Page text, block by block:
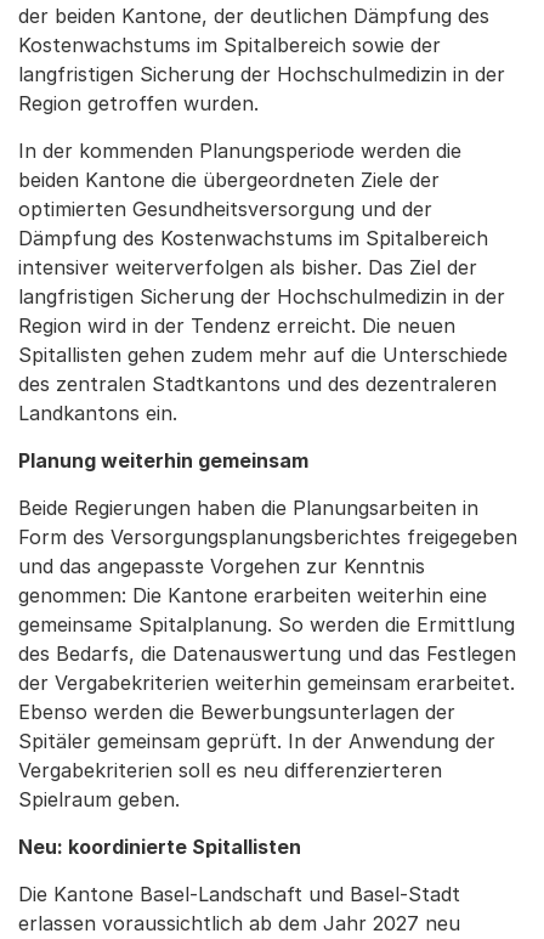
der beiden Kantone, der deutlichen Dämpfung des
Kostenwachstums im Spitalbereich sowie der
langfristigen Sicherung der Hochschulmedizin in der
Region getroffen wurden.
In der kommenden Planungsperiode werden die
beiden Kantone die übergeordneten Ziele der
optimierten Gesundheitsversorgung und der
Dämpfung des Kostenwachstums im Spitalbereich
intensiver weiterverfolgen als bisher. Das Ziel der
langfristigen Sicherung der Hochschulmedizin in der
Region wird in der Tendenz erreicht. Die neuen
Spitallisten gehen zudem mehr auf die Unterschiede
des zentralen Stadtkantons und des dezentraleren
Landkantons ein.
Planung weiterhin gemeinsam
Beide Regierungen haben die Planungsarbeiten in
Form des Versorgungsplanungsberichtes freigegeben
und das angepasste Vorgehen zur Kenntnis
genommen: Die Kantone erarbeiten weiterhin eine
gemeinsame Spitalplanung. So werden die Ermittlung
des Bedarfs, die Datenauswertung und das Festlegen
der Vergabekriterien weiterhin gemeinsam erarbeitet.
Ebenso werden die Bewerbungsunterlagen der
Spitäler gemeinsam geprüft. In der Anwendung der
Vergabekriterien soll es neu differenzierteren
Spielraum geben.
Neu: koordinierte Spitallisten
Die Kantone Basel-Landschaft und Basel-Stadt
erlassen voraussichtlich ab dem Jahr 2027 neu